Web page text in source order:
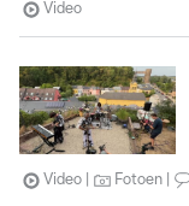
Video
Video Fotoen